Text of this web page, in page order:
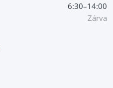
6:30–14:00
Zárva